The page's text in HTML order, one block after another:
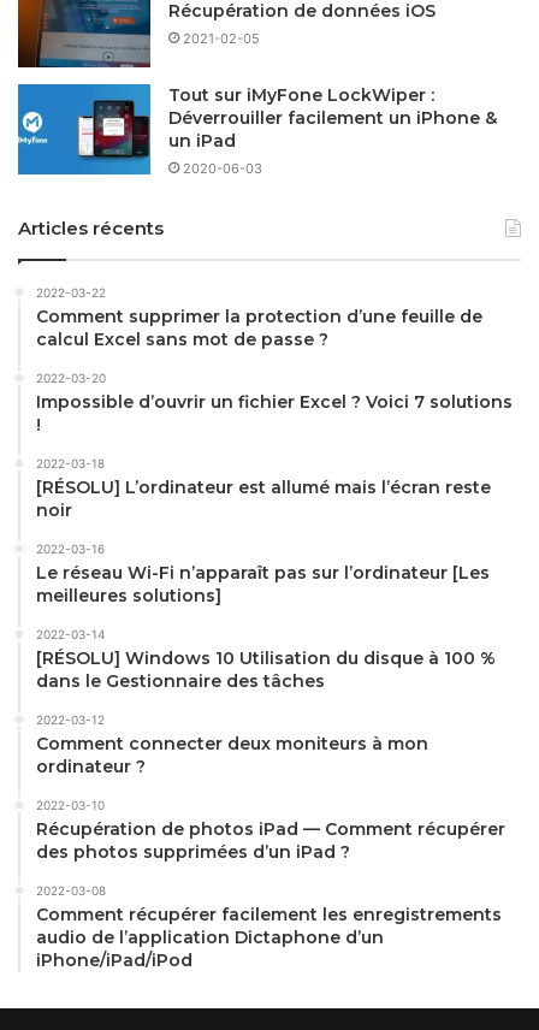
Récupération de données iOS
2021-02-05
Tout sur iMyFone LockWiper :
Déverrouiller facilement un iPhone &
un iPad
2020-06-03
Articles récents
2022-03-22
Comment supprimer la protection d’une feuille de
calcul Excel sans mot de passe ?
2022-03-20
Impossible d’ouvrir un fichier Excel ? Voici 7 solutions
!
2022-03-18
[RÉSOLU] L’ordinateur est allumé mais l’écran reste
noir
2022-03-16
Le réseau Wi-Fi n’apparaît pas sur l’ordinateur [Les
meilleures solutions]
2022-03-14
[RÉSOLU] Windows 10 Utilisation du disque à 100 %
dans le Gestionnaire des tâches
2022-03-12
Comment connecter deux moniteurs à mon
ordinateur ?
2022-03-10
Récupération de photos iPad — Comment récupérer
des photos supprimées d’un iPad ?
2022-03-08
Comment récupérer facilement les enregistrements
audio de l’application Dictaphone d’un
iPhone/iPad/iPod